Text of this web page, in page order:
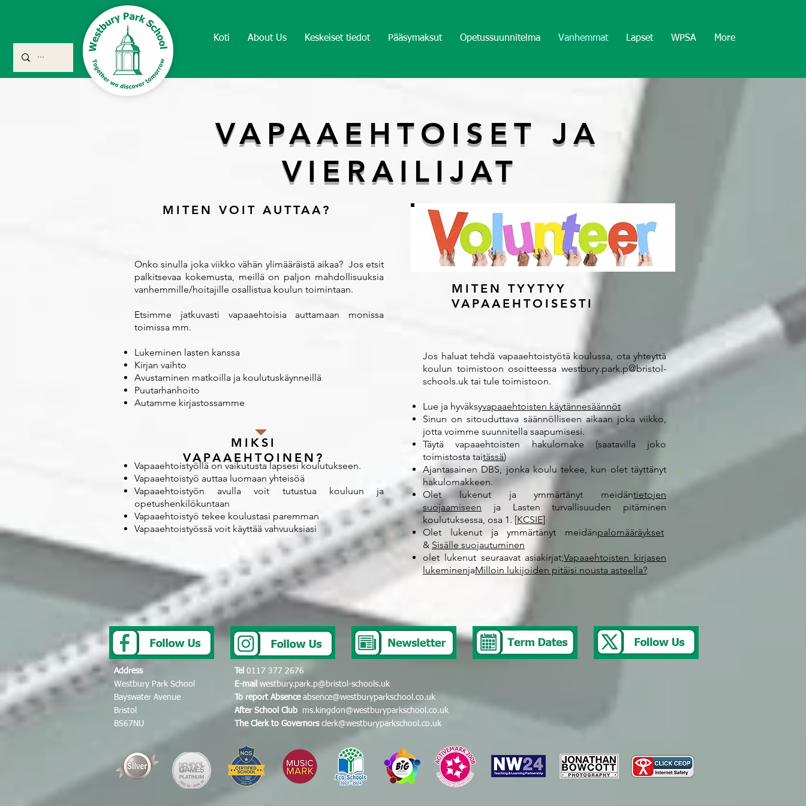
Koti About Us Keskeiset tiedot Pääsymaksut Opetussuunnitelma Vanhemmat Lapset WPSA More
VAPAAEHTOISET JA
VIERAILIJAT
MITEN VOIT AUTTAA?
Onko sinulla joka viikko vähän ylimääräistä aikaa? Jos etsit
palkitsevaa kokemusta, meillä on paljon mahdollisuuksia
vanhemmille/hoitajille osallistua koulun toimintaan.
Etsimme jatkuvasti vapaaehtoisia auttamaan monissa
toimissa mm.
Lukeminen lasten kanssa
Kirjan vaihto
Avustaminen matkoilla ja koulutuskäynneillä
Puutarhanhoito
Autamme kirjastossamme
Vapaaehtoistyöllä on vaikutusta lapsesi koulutukseen.
Vapaaehtoistyö auttaa luomaan yhteisöä
Vapaaehtoistyön avulla voit tutustua kouluun ja
opetushenkilökuntaan
Vapaaehtoistyö tekee koulustasi paremman
Vapaaehtoistyössä voit käyttää vahvuuksiasi
MIKSI
VAPAAEHTOINEN?
MITEN TYYTYY
VAPAAEHTOISESTI
Jos haluat tehdä vapaaehtoistyötä koulussa, ota yhteyttä
koulun toimistoon osoitteessa westbury.park.p@bristol-
schools.uk tai tule toimistoon.
Lue ja hyväksyvapaaehtoisten käytännesäännöt
Sinun on sitouduttava säännölliseen aikaan joka viikko,
jotta voimme suunnitella saapumisesi.
Täytä vapaaehtoisten hakulomake (saatavilla joko
toimistosta taitässä)
Ajantasainen DBS, jonka koulu tekee, kun olet täyttänyt
hakulomakkeen.
Olet lukenut ja ymmärtänyt meidäntietojen
suojaamiseen ja Lasten turvallisuuden pitäminen
koulutuksessa, osa 1. [KCSIE]
Olet lukenut ja ymmärtänyt meidänpalomääräykset
& Sisälle suojautuminen
olet lukenut seuraavat asiakirjat;Vapaaehtoisten kirjasen
lukeminenjaMilloin lukijoiden pitäisi nousta asteella?
Address
Westbury Park School
Bayswater Avenue
Bristol
BS67NU
Tel 0117 377 2676
E-mail westbury.park.p@bristol-schools.uk
To report Absence absence@westburyparkschool.co.uk
After School Club ms.kingdon@westburyparkschool.co.uk
The Clerk to Governors clerk@westburyparkschool.co.uk